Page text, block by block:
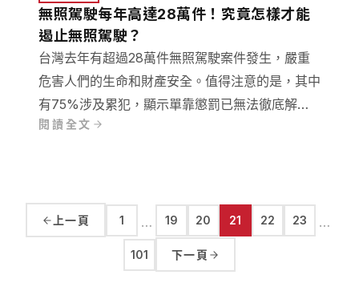
無照駕駛每年高達28萬件！究竟怎樣才能
遏止無照駕駛？
台灣去年有超過28萬件無照駕駛案件發生，嚴重
危害人們的生命和財產安全。值得注意的是，其中
有75%涉及累犯，顯示單靠懲罰已無法徹底解決
問題。本文中資深律師將介紹無照駕駛2026年修
閱讀全文
上一頁 1 … 19 20 21 22 23 …
101 下一頁